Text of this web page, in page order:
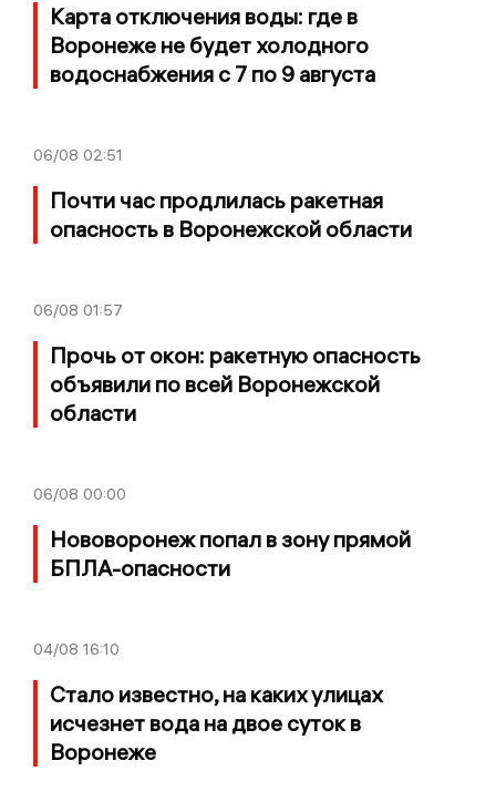
Карта отключения воды: где в
Воронеже не будет холодного
водоснабжения с 7 по 9 августа
06/08 02:51
Почти час продлилась ракетная
опасность в Воронежской области
06/08 01:57
Прочь от окон: ракетную опасность
объявили по всей Воронежской
области
06/08 00:00
Нововоронеж попал в зону прямой
БПЛА-опасности
04/08 16:10
Стало известно, на каких улицах
исчезнет вода на двое суток в
Воронеже